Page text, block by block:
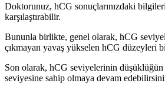
Doktorunuz, hCG sonuçlarınızdaki
karşılaştırabilir.
Bununla birlikte, genel olarak, hCG
çıkmayan yavaş yükselen hCG düzeyleri
Son olarak, hCG seviyelerinin
seviyesine sahip olmaya devam